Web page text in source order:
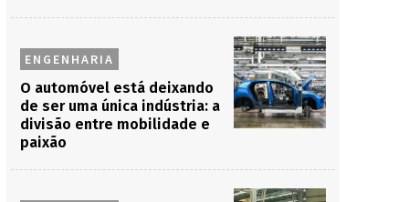
ENGENHARIA
O automóvel está deixando
de ser uma única indústria: a
divisão entre mobilidade e
paixão